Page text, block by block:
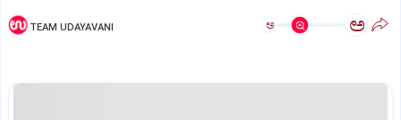
TEAM UDAYAVANI ಅ ಅ